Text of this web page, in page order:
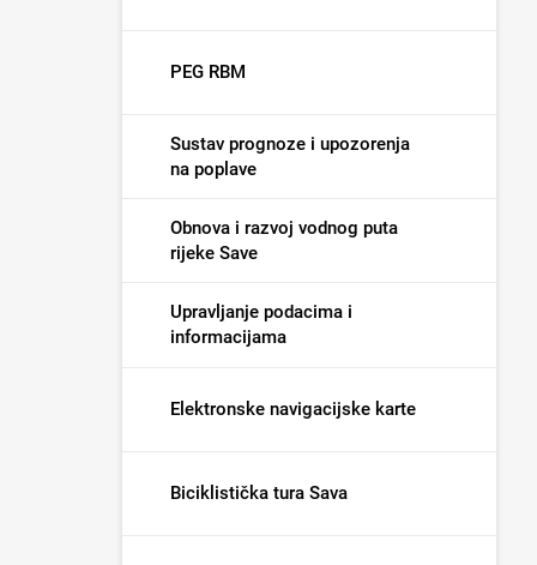
PEG RBM
Sustav prognoze i upozorenja
na poplave
Obnova i razvoj vodnog puta
rijeke Save
Upravljanje podacima i
informacijama
Elektronske navigacijske karte
Biciklistička tura Sava